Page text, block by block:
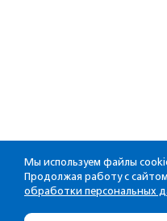
Мы используем файлы
Продолжая работу с
обработки персональных